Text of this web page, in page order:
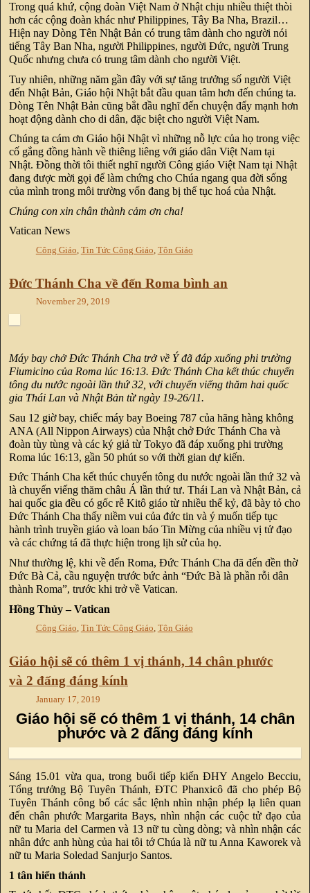
Trong quá khứ, cộng đoàn Việt Nam ở Nhật chịu nhiều thiệt thòi
hơn các cộng đoàn khác như Philippines, Tây Ba Nha, Brazil…
Hiện nay Dòng Tên Nhật Bản có trung tâm dành cho người nói
tiếng Tây Ban Nha, người Philippines, người Đức, người Trung
Quốc nhưng chưa có trung tâm dành cho người Việt.
Tuy nhiên, những năm gần đây với sự tăng trưởng số người Việt
đến Nhật Bản, Giáo hội Nhật bắt đầu quan tâm hơn đến chúng ta.
Dòng Tên Nhật Bản cũng bắt đầu nghĩ đến chuyện đẩy mạnh hơn
hoạt động dành cho di dân, đặc biệt cho người Việt Nam.
Chúng ta cám ơn Giáo hội Nhật vì những nỗ lực của họ trong việc
cố gắng đồng hành về thiêng liêng với giáo dân Việt Nam tại
Nhật. Đồng thời tôi thiết nghĩ người Công giáo Việt Nam tại Nhật
đang được mời gọi để làm chứng cho Chúa ngang qua đời sống
của mình trong môi trường vốn đang bị thế tục hoá của Nhật.
Chúng con xin chân thành cảm ơn cha!
Vatican News
Công Giáo, Tin Tức Công Giáo, Tôn Giáo
Đức Thánh Cha về đến Roma bình an
November 29, 2019
Máy bay chở Đức Thánh Cha trở về Ý đã đáp xuống phi trường
Fiumicino của Roma lúc 16:13. Đức Thánh Cha kết thúc chuyến
tông du nước ngoài lần thứ 32, với chuyến viếng thăm hai quốc
gia Thái Lan và Nhật Bản từ ngày 19-26/11.
Sau 12 giờ bay, chiếc máy bay Boeing 787 của hãng hàng không
ANA (All Nippon Airways) của Nhật chở Đức Thánh Cha và
đoàn tùy tùng và các ký giả từ Tokyo đã đáp xuống phi trường
Roma lúc 16:13, gần 50 phút so với thời gian dự kiến.
Đức Thánh Cha kết thúc chuyến tông du nước ngoài lần thứ 32 và
là chuyến viếng thăm châu Á lần thứ tư. Thái Lan và Nhật Bản, cả
hai quốc gia đều có gốc rễ Kitô giáo từ nhiều thế kỷ, đã bày tỏ cho
Đức Thánh Cha thấy niềm vui của đức tin và ý muốn tiếp tục
hành trình truyền giáo và loan báo Tin Mừng của nhiều vị tử đạo
và các chứng tá đã thực hiện trong lịh sử của họ.
Như thường lệ, khi về đến Roma, Đức Thánh Cha đã đến đền thờ
Đức Bà Cả, cầu nguyện trước bức ảnh “Đức Bà là phần rỗi dân
thành Roma”, trước khi trở về Vatican.
Hồng Thủy – Vatican
Công Giáo, Tin Tức Công Giáo, Tôn Giáo
Giáo hội sẽ có thêm 1 vị thánh, 14 chân phước
và 2 đấng đáng kính
January 17, 2019
Giáo hội sẽ có thêm 1 vị thánh, 14 chân
phước và 2 đấng đáng kính
Sáng 15.01 vừa qua, trong buổi tiếp kiến ĐHY Angelo Becciu,
Tổng trưởng Bộ Tuyên Thánh, ĐTC Phanxicô đã cho phép Bộ
Tuyên Thánh công bố các sắc lệnh nhìn nhận phép lạ liên quan
đến chân phước Margarita Bays, nhìn nhận các cuộc tử đạo của
nữ tu Maria del Carmen và 13 nữ tu cùng dòng; và nhìn nhận các
nhân đức anh hùng của hai tôi tớ Chúa là nữ tu Anna Kaworek và
nữ tu Maria Soledad Sanjurjo Santos.
1 tân hiển thánh